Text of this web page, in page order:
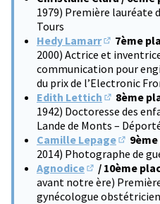
1979) Première lauréate
Tours
Hedy Lamarr
(S'ouvre
7ème
2000) Actrice et
communication pour
du prix de l’Electronic
Edith Lettich
(S'ouvre
8ème
1942) Doctoresse des
Lande de Monts –
Camille Lepage
(S'ouvre
2014) Photographe de
Agnodice
(S'ouvre dans
/ 10ème
avant notre ère)
gynécologue